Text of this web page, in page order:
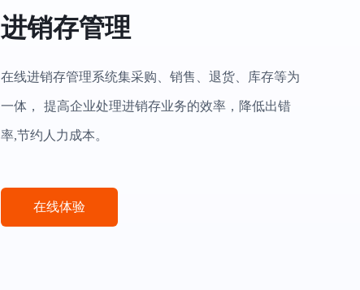
进销存管理
在线进销存管理系统集采购、销售、退货、库存等为
一体， 提高企业处理进销存业务的效率，降低出错
率,节约人力成本。
在线体验